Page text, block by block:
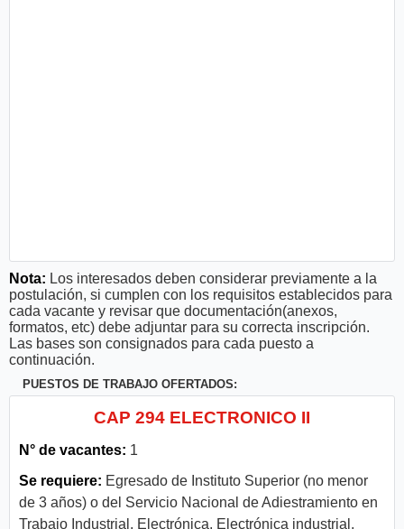
Nota: Los interesados deben considerar previamente a la
postulación, si cumplen con los requisitos establecidos para
cada vacante y revisar que documentación(anexos,
formatos, etc) debe adjuntar para su correcta inscripción.
Las bases son consignados para cada puesto a
continuación.
PUESTOS DE TRABAJO OFERTADOS:
CAP 294 ELECTRONICO II
N° de vacantes: 1
Se requiere: Egresado de Instituto Superior (no menor
de 3 años) o del Servicio Nacional de Adiestramiento en
Trabajo Industrial, Electrónica, Electrónica industrial,